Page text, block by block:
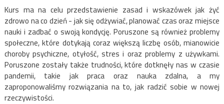
Kurs ma na celu przedstawienie zasad i wskazówek jak żyć
zdrowo na co dzień - jak się odżywiać, planować czas oraz miejsce
nauki i zadbać o swoją kondycję. Poruszone są również problemy
społeczne, które dotykają coraz większą liczbę osób, mianowicie
choroby psychiczne, otyłość, stres i oraz problemy z używkami.
Poruszone zostały także trudności, które dotknęły nas w czasie
pandemii, takie jak praca oraz nauka zdalna, a my
zaproponowaliśmy rozwiązania na to, jak radzić sobie w nowej
rzeczywistości.